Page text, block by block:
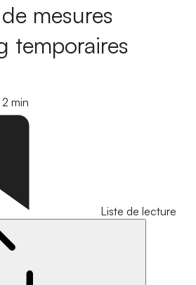
mesures
temporaires
2 min
Liste de lecture